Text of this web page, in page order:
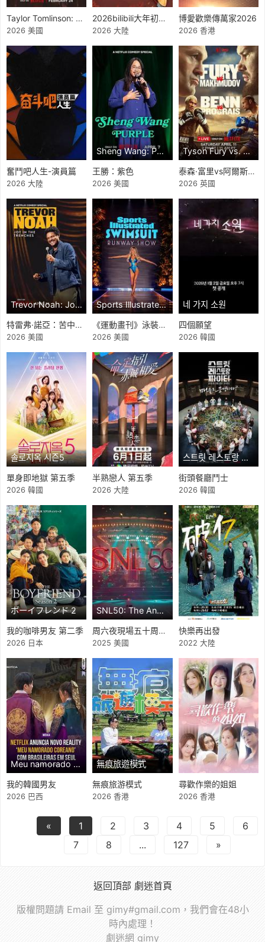
Taylor Tomlinson: Prodigal Daughter
2026 美國
2026bilibili大年初一聯歡會
2026 大陸
博愛歡樂傳萬家2026
2026 香港
奮鬥吧人生-演員篇
2026 大陸
Sheng Wang: Purple
王勝：紫色
2026 美國
Tyson Fury vs. Arslanbek Makhmudov
泰森·富里vs阿爾斯蘭貝克·馬赫穆多夫
2026 英國
Trevor Noah: Joy in the Trenches
特雷弗·諾亞：苦中作樂
2026 美國
Sports Illustrated Swimsuit Runway Show
《運動畫刊》泳裝伸展台
2026 美國
네 가지 소원
四個願望
2026 韓國
솔로지옥 시즌5
單身即地獄 第五季
2026 韓國
半熟戀人 第五季
2026 大陸
스트릿 레스토랑 파이터
街頭餐廳鬥士
2026 韓國
ボーイフレンド 2
我的咖啡男友 第二季
2026 日本
SNL50: The Anniversary Special
周六夜現場五十周年特別篇
2025 美國
快樂再出發
2022 大陸
Meu namorado coreano
我的韓國男友
2026 巴西
無痕旅遊模式
無痕旅游模式
2026 香港
尋歡作樂的姐姐
2026 香港
« 1 2 3 4 5
6
7
8 ... 127 »
返回頂部 劇迷首頁
版權問題請 Email 至 gimy#gmail.com，我們會在48小
時內處理！
劇迷網 gimy